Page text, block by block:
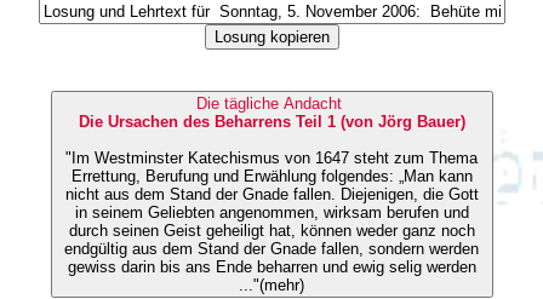
Losung kopieren
Die tägliche Andacht
Die Ursachen des Beharrens Teil 1 (von Jörg Bauer)
"Im Westminster Katechismus von 1647 steht zum Thema
Errettung, Berufung und Erwählung folgendes: „Man kann
nicht aus dem Stand der Gnade fallen. Diejenigen, die Gott
in seinem Geliebten angenommen, wirksam berufen und
durch seinen Geist geheiligt hat, können weder ganz noch
endgültig aus dem Stand der Gnade fallen, sondern werden
gewiss darin bis ans Ende beharren und ewig selig werden
..."(mehr)